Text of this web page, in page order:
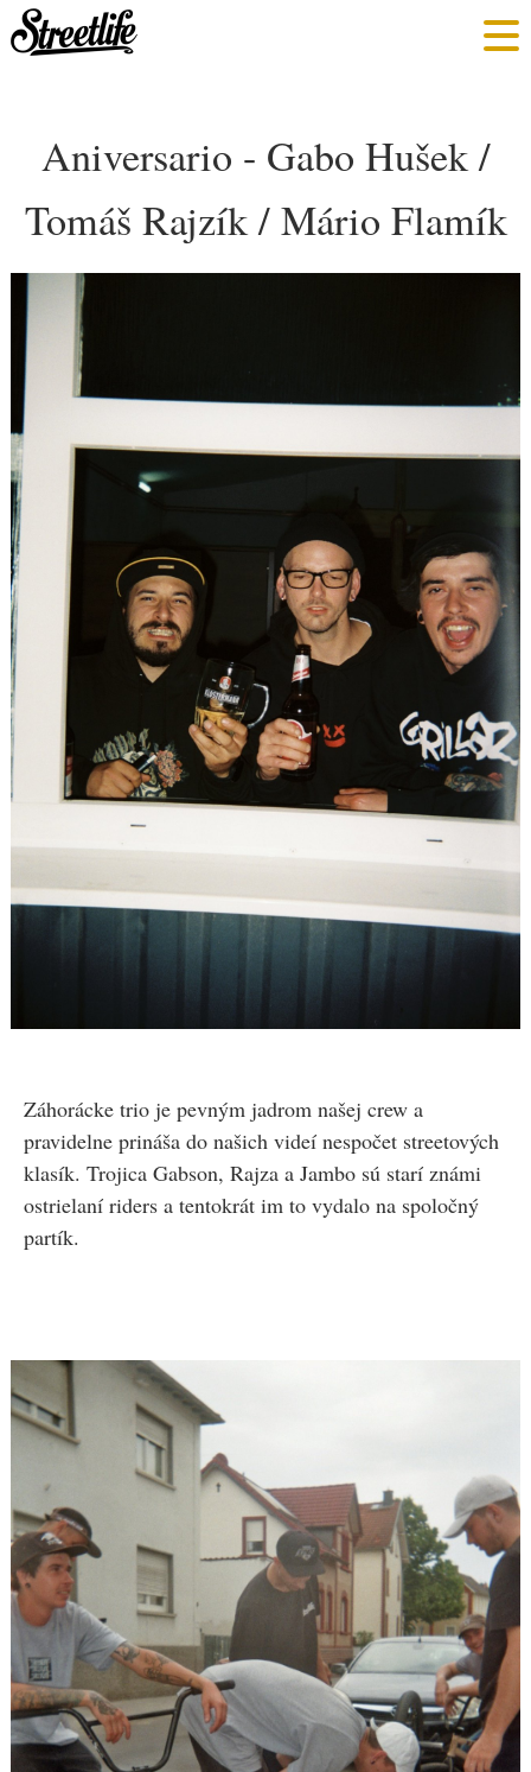
Aniversario - Gabo Hušek /
Tomáš Rajzík / Mário Flamík
Záhorácke trio je pevným jadrom našej crew a
pravidelne prináša do našich videí nespočet streetových
klasík. Trojica Gabson, Rajza a Jambo sú starí známi
ostrielaní riders a tentokrát im to vydalo na spoločný
partík.